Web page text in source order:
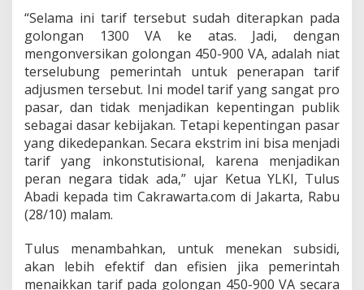
“Selama ini tarif tersebut sudah diterapkan pada
golongan 1300 VA ke atas. Jadi, dengan
mengonversikan golongan 450-900 VA, adalah niat
terselubung pemerintah untuk penerapan tarif
adjusmen tersebut. Ini model tarif yang sangat pro
pasar, dan tidak menjadikan kepentingan publik
sebagai dasar kebijakan. Tetapi kepentingan pasar
yang dikedepankan. Secara ekstrim ini bisa menjadi
tarif yang inkonstutisional, karena menjadikan
peran negara tidak ada,” ujar Ketua YLKI, Tulus
Abadi kepada tim Cakrawarta.com di Jakarta, Rabu
(28/10) malam.
Tulus menambahkan, untuk menekan subsidi,
akan lebih efektif dan efisien jika pemerintah
menaikkan tarif pada golongan 450-900 VA secara